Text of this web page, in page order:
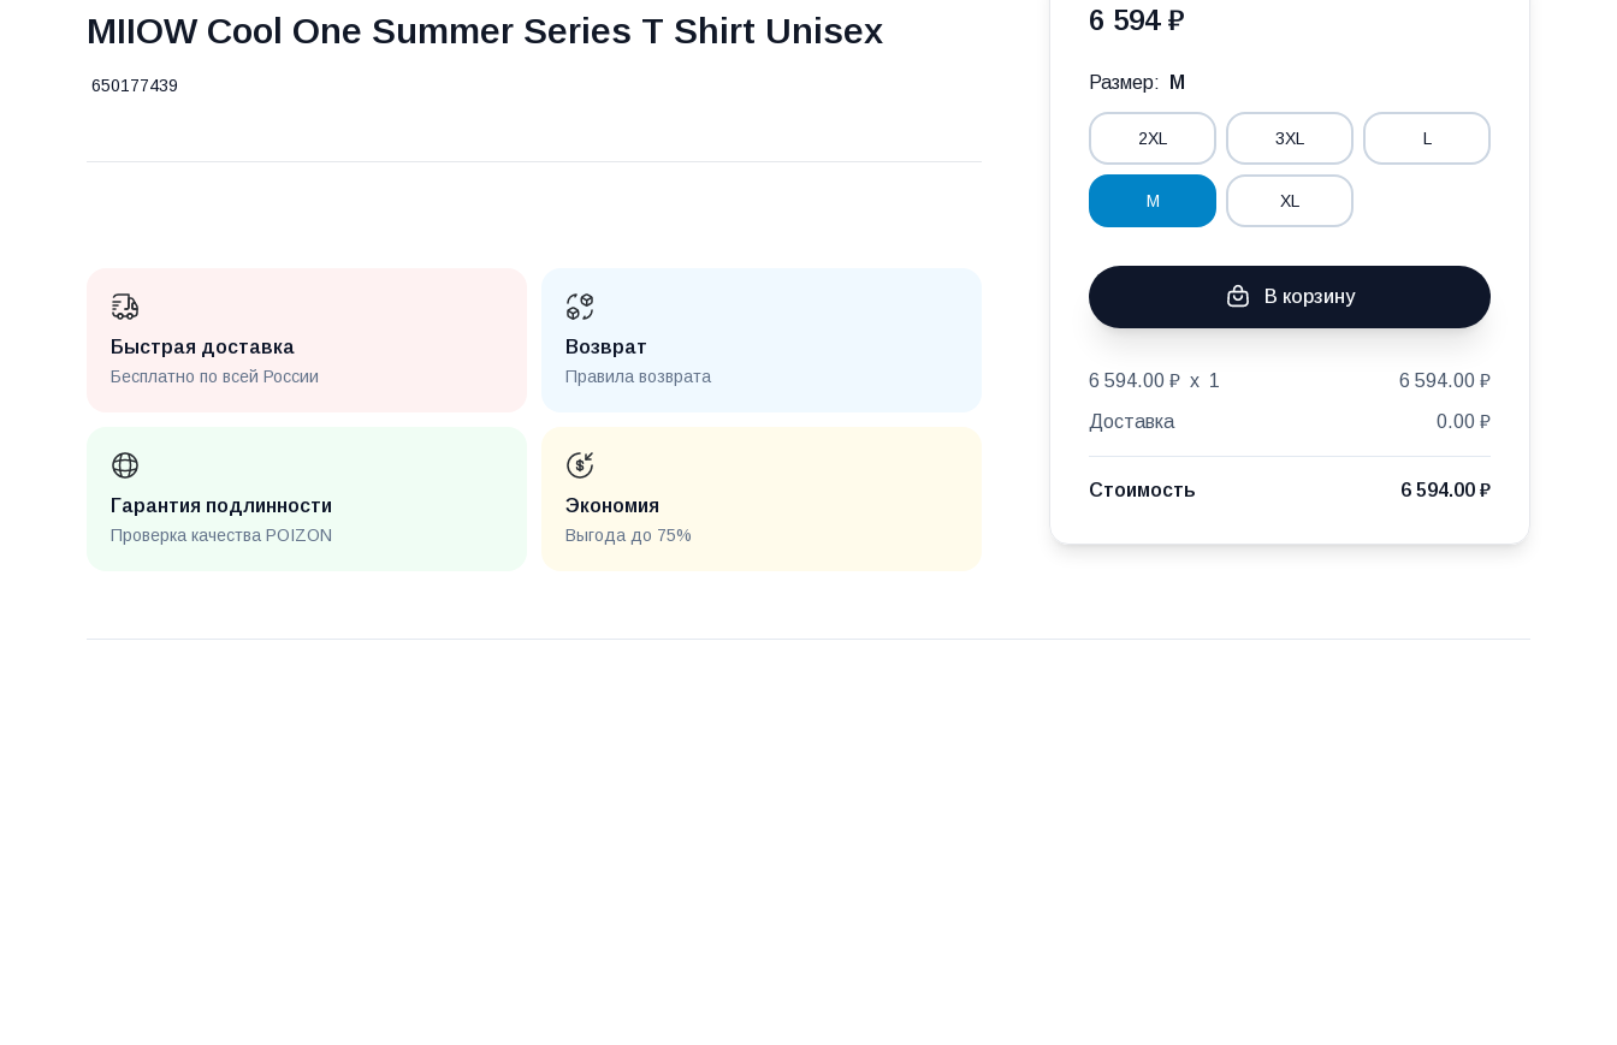
MIIOW Cool One Summer Series T Shirt Unisex
650177439
Быстрая доставка
Бесплатно по всей России
Возврат
Правила возврата
Гарантия подлинности
Проверка качества POIZON
Экономия
Выгода до 75%
6 594 ₽
Размер: M
2XL 3XL L
M XL
В корзину
6 594.00 ₽ x 1
6 594.00 ₽
Доставка
0.00 ₽
Стоимость 6 594.00 ₽